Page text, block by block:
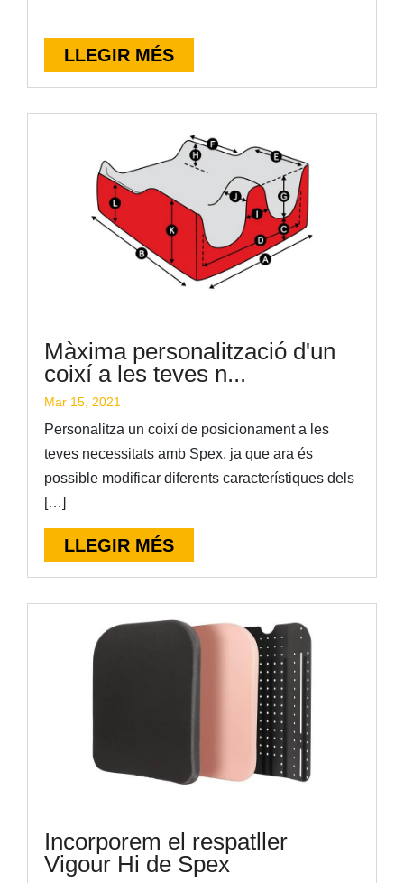
LLEGIR MÉS
Màxima personalització d'un
coixí a les teves n...
Mar 15, 2021
Personalitza un coixí de posicionament a les
teves necessitats amb Spex, ja que ara és
possible modificar diferents característiques dels
[…]
LLEGIR MÉS
Incorporem el respatller
Vigour Hi de Spex